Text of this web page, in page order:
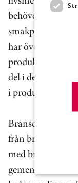
behöver göras
smakpreferenser
har över tid
produkter.
del i det
i produkterna.
från branschen,
med
gemensam